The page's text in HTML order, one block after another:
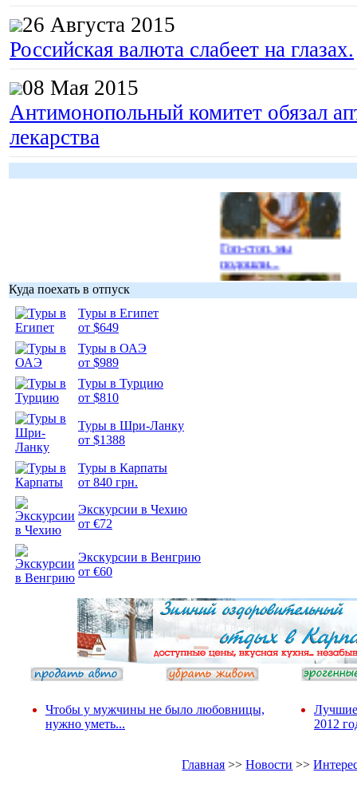
26 Августа 2015
Российская валюта слабеет на глазах.
08 Мая 2015
Антимонопольный комитет обязал
лекарства
Гоп-стоп, мы
подошли...
Куда поехать в отпуск
Туры в Египет
от $649
Туры в ОАЭ
от $989
Туры в Турцию
от $810
Туры в Шри-Ланку
от $1388
Туры в Карпаты
от 840 грн.
Экскурсии в Чехию
от €72
Экскурсии в Венгрию
от €60
Чтобы у мужчины не было любовницы,
нужно уметь...
Лучшие
2012
Главная >>Новости >>